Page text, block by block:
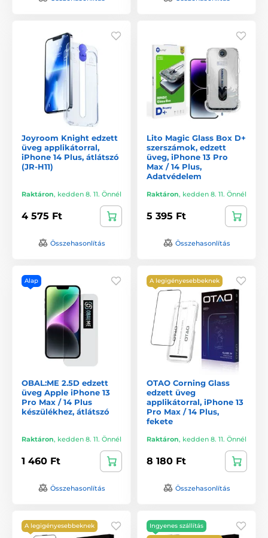
Joyroom Knight edzett
üveg applikátorral,
iPhone 14 Plus, átlátszó
(JR-H11)
Raktáron, kedden 8. 11. Önnél
4 575 Ft
Összehasonlítás
Lito Magic Glass Box D+
szerszámok, edzett
üveg, iPhone 13 Pro
Max / 14 Plus,
Adatvédelem
Raktáron, kedden 8. 11. Önnél
5 395 Ft
Összehasonlítás
Alap
OBAL:ME 2.5D edzett
üveg Apple iPhone 13
Pro Max / 14 Plus
készülékhez, átlátszó
Raktáron, kedden 8. 11. Önnél
1 460 Ft
Összehasonlítás
A legigényesebbeknek
OTAO Corning Glass
edzett üveg
applikátorral, iPhone 13
Pro Max / 14 Plus,
fekete
Raktáron, kedden 8. 11. Önnél
8 180 Ft
Összehasonlítás
A legigényesebbeknek
Ingyenes szállítás